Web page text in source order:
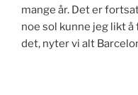
mange år. Det er
noe sol kunne jeg likt
det, nyter vi alt